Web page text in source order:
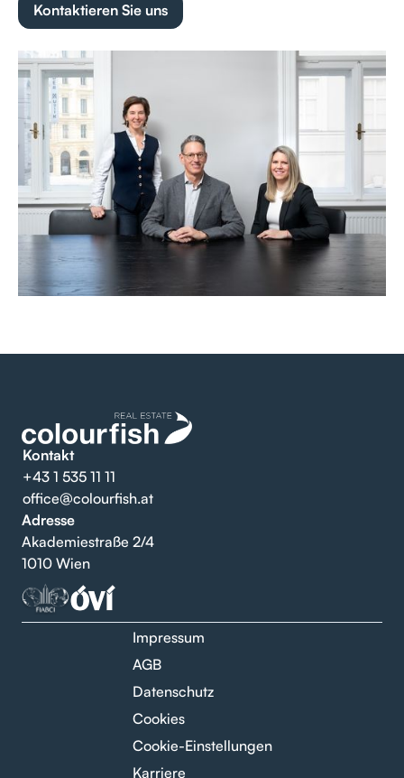
Kontaktieren Sie uns
Kontakt
+43 1 535 11 11
office@colourfish.at
Adresse
Akademiestraße 2/4
1010 Wien
Impressum
AGB
Datenschutz
Cookies
Cookie-Einstellungen
Karriere